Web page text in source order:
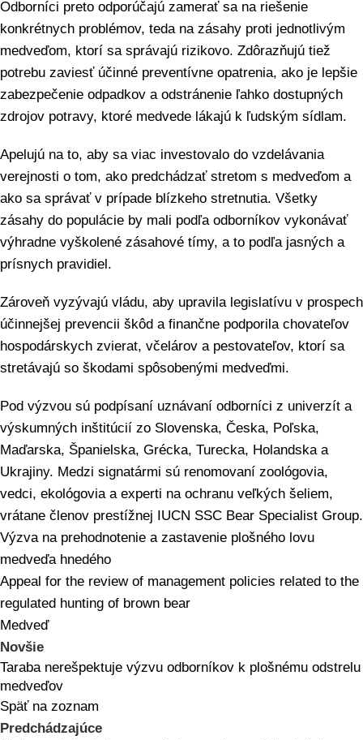
Odborníci preto odporúčajú zamerať sa na riešenie
konkrétnych problémov, teda na zásahy proti jednotlivým
medveďom, ktorí sa správajú rizikovo. Zdôrazňujú tiež
potrebu zaviesť účinné preventívne opatrenia, ako je lepšie
zabezpečenie odpadkov a odstránenie ľahko dostupných
zdrojov potravy, ktoré medvede lákajú k ľudským sídlam.
Apelujú na to, aby sa viac investovalo do vzdelávania
verejnosti o tom, ako predchádzať stretom s medveďom a
ako sa správať v prípade blízkeho stretnutia. Všetky
zásahy do populácie by mali podľa odborníkov vykonávať
výhradne vyškolené zásahové tímy, a to podľa jasných a
prísnych pravidiel.
Zároveň vyzývajú vládu, aby upravila legislatívu v prospech
účinnejšej prevencii škôd a finančne podporila chovateľov
hospodárskych zvierat, včelárov a pestovateľov, ktorí sa
stretávajú so škodami spôsobenými medveďmi.
Pod výzvou sú podpísaní uznávaní odborníci z univerzít a
výskumných inštitúcií zo Slovenska, Česka, Poľska,
Maďarska, Španielska, Grécka, Turecka, Holandska a
Ukrajiny. Medzi signatármi sú renomovaní zoológovia,
vedci, ekológovia a experti na ochranu veľkých šeliem,
vrátane členov prestížnej IUCN SSC Bear Specialist Group.
Výzva na prehodnotenie a zastavenie plošného lovu
medveďa hnedého
Appeal for the review of management policies related to the
regulated hunting of brown bear
Medveď
Novšie
Taraba nerešpektuje výzvu odborníkov k plošnému odstrelu
medveďov
Späť na zoznam
Predchádzajúce